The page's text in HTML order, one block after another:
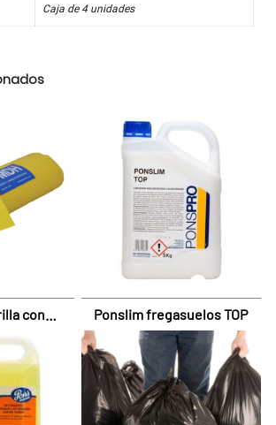
Caja de 4 unidades
con
Ponslim fregasuelos TOP